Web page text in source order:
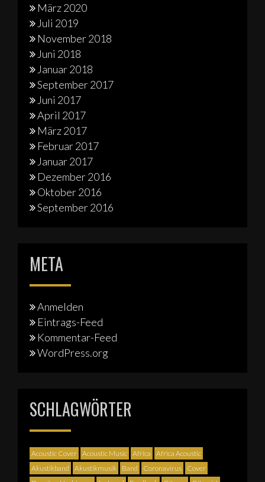
März 2020
Juli 2019
November 2018
Juni 2018
Januar 2018
September 2017
Juni 2017
April 2017
März 2017
Februar 2017
Januar 2017
Dezember 2016
Oktober 2016
September 2016
META
Anmelden
Eintrags-Feed
Kommentar-Feed
WordPress.org
SCHLAGWÖRTER
Acoustic Cover Acoustic Music Africa
Africa Acoustic
Akustikband
Akustikmusik Band Coronavirus
Cover